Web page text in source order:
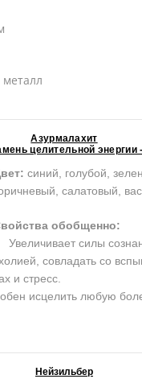
металл
Азурмалахит
целительной энергии -
синий, голубой,
салатовый,
обобщенно:
Увеличивает силы
совладать со
и стресс.
исцелить любую
Нейзильбер